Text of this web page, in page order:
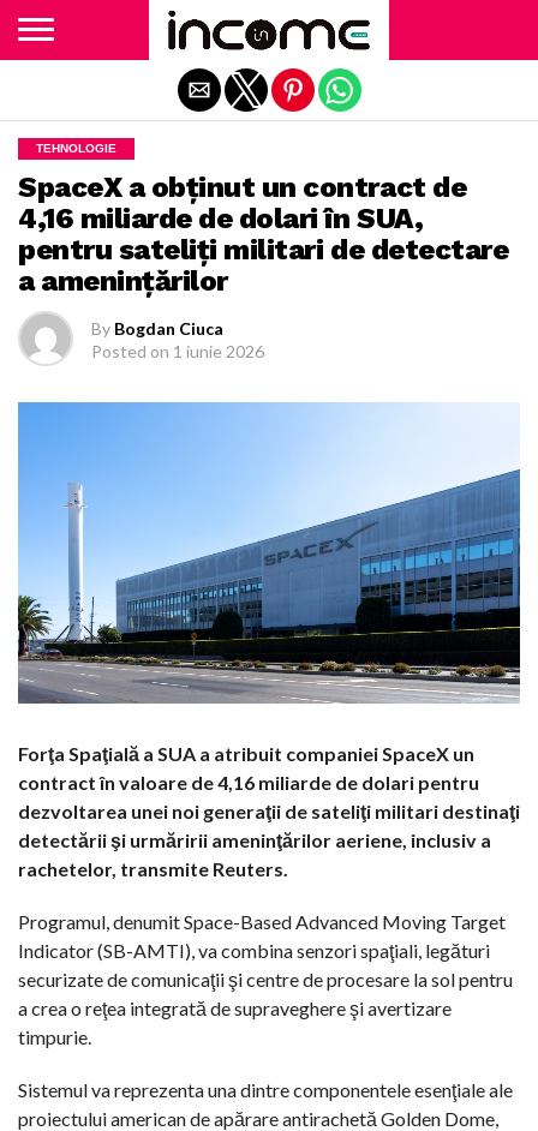
TEHNOLOGIE
SpaceX a obţinut un contract de
4,16 miliarde de dolari în SUA,
pentru sateliţi militari de detectare
a ameninţărilor
By Bogdan Ciuca
Posted on 1 iunie 2026
Forţa Spaţială a SUA a atribuit companiei SpaceX un
contract în valoare de 4,16 miliarde de dolari pentru
dezvoltarea unei noi generaţii de sateliţi militari destinaţi
detectării şi urmăririi ameninţărilor aeriene, inclusiv a
rachetelor, transmite Reuters.
Programul, denumit Space-Based Advanced Moving Target
Indicator (SB-AMTI), va combina senzori spaţiali, legături
securizate de comunicaţii şi centre de procesare la sol pentru
a crea o reţea integrată de supraveghere şi avertizare
timpurie.
Sistemul va reprezenta una dintre componentele esenţiale ale
proiectului american de apărare antirachetă Golden Dome,
Exit mobile version